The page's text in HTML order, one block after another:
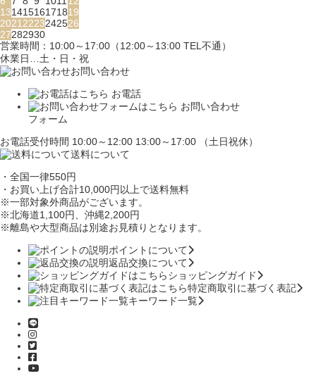
13141516171819
20212223242526
27282930
営業時間：10:00～17:00（12:00～13:00 TEL不通）
休業日…土・日・祝
お問い合わせ
お電話
お問い合わせ
フォーム
お電話受付時間 10:00～12:00 13:00～17:00 （土日祝休）
送料について
・全国一律550円
・お買い上げ合計10,000円 以上で送料無料
※一部対象外商品がございます。
※北海道1,100円、沖縄2,200円
※離島や大型商品は別途お見積りとなります。
ポイントについて
返品交換について
ショッピングガイド
特定商取引に基づく表記
キーワード一覧